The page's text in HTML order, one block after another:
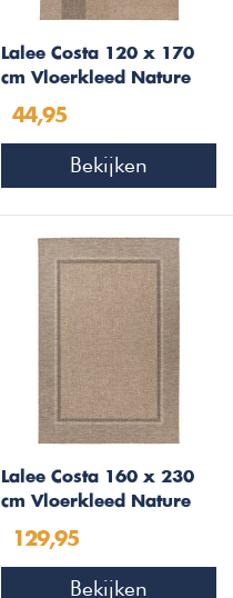
Lalee Costa 120 x 170
cm Vloerkleed Nature
44,95
Bekijken
Lalee Costa 160 x 230
cm Vloerkleed Nature
129,95
Bekijken